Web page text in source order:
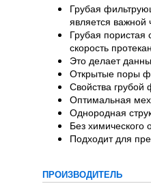
Грубая
является важной
Грубая
скорость
Это делает
Открытые поры
Свойства грубой
Оптимальная
Однородная
Без химического
Подходит для
ПРОИЗВОДИТЕЛЬ